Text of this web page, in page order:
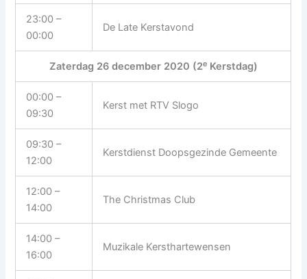
23:00 –
00:00
De Late Kerstavond
Zaterdag 26 december 2020 (2eKerstdag)
00:00 –
09:30
Kerst met RTV Slogo
09:30 –
12:00
Kerstdienst Doopsgezinde Gemeente
12:00 –
14:00
The Christmas Club
14:00 –
16:00
Muzikale Kersthartewensen